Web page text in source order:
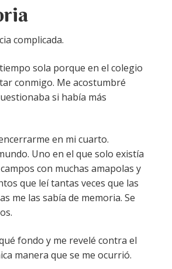
complicada.
sola porque en el colegio
conmigo. Me acostumbré
si había más
en mi cuarto.
Uno en el que solo existía
con muchas amapolas y
que leí tantas veces que las
me las sabía de memoria. Se
fondo y me revelé contra el
manera que se me ocurrió.